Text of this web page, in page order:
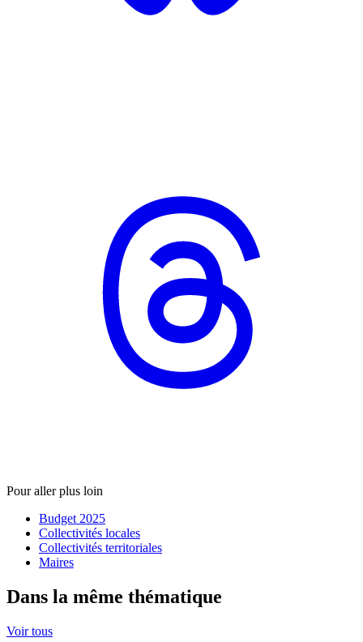
Pour aller plus loin
Budget 2025
Collectivités locales
Collectivités territoriales
Maires
Dans la même thématique
Voir tous